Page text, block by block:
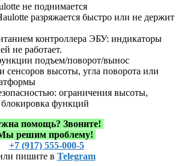
не поднимается
разряжается быстро или не держит
контроллера ЭБУ: индикаторы
не работает.
подъем/поворот/вынос
высоты, угла поворота или
ограничения высоты,
функций
помощь? Звоните!
решим проблему!
+7 (917) 555-000-5
пишите в Telegram